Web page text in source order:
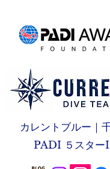
カレントブルー｜
PADI ５スター